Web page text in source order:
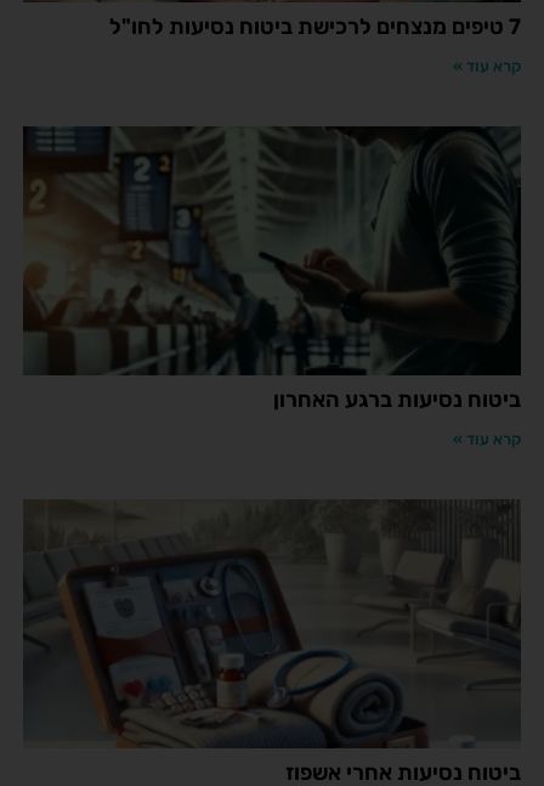
7 טיפים מנצחים לרכישת ביטוח נסיעות לחו"ל
קרא עוד »
ביטוח נסיעות ברגע האחרון
קרא עוד »
ביטוח נסיעות אחרי אשפוז